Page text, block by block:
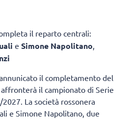
il reparto centrali:
e Simone Napolitano,
il completamento del
il campionato di Serie
La società rossonera
e Simone Napolitano, due